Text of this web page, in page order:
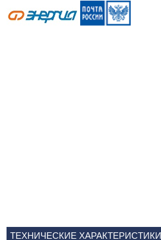
ТЕХНИЧЕСКИЕ ХАРАКТЕРИСТИКИ